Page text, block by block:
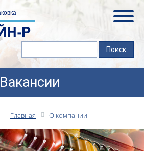
Главная О компании
Вакансии